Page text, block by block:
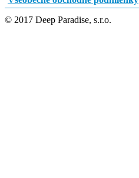
© 2017 Deep Paradise, s.r.o.